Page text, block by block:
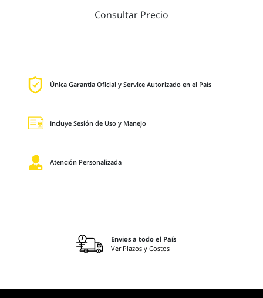
Consultar Precio
Única Garantia Oficial y Service Autorizado en el País
Incluye Sesión de Uso y Manejo
Atención Personalizada
Envios a todo el País
Ver Plazos y Costos